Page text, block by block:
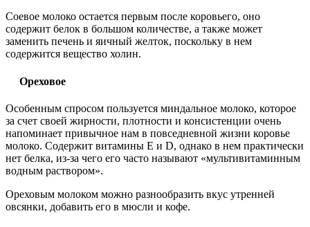
Соевое молоко остается первым после коровьего, оно
содержит белок в большом количестве, а также может
заменить печень и яичный желток, поскольку в нем
содержится вещество холин.
Ореховое
Особенным спросом пользуется миндальное молоко, которое
за счет своей жирности, плотности и консистенции очень
напоминает привычное нам в повседневной жизни коровье
молоко. Содержит витамины E и D, однако в нем практически
нет белка, из-за чего его часто называют «мультивитаминным
водным раствором».
Ореховым молоком можно разнообразить вкус утренней
овсянки, добавить его в мюсли и кофе.